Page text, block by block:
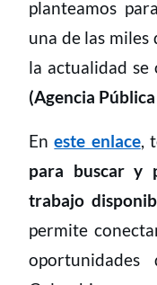
planteamos
una de las miles
la actualidad se
(Agencia
Eneste enlace,
para buscar y
trabajo
permite
oportunidades